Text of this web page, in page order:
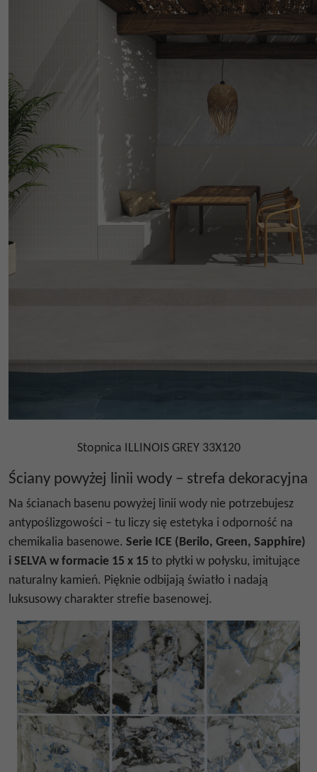
Stopnica ILLINOIS GREY 33X120
Ściany powyżej linii wody – strefa dekoracyjna
Na ścianach basenu powyżej linii wody nie potrzebujesz
antypoślizgowości – tu liczy się estetyka i odporność na
chemikalia basenowe. Serie ICE (Berilo, Green, Sapphire)
i SELVA w formacie 15 x 15 to płytki w połysku, imitujące
naturalny kamień. Pięknie odbijają światło i nadają
luksusowy charakter strefie basenowej.